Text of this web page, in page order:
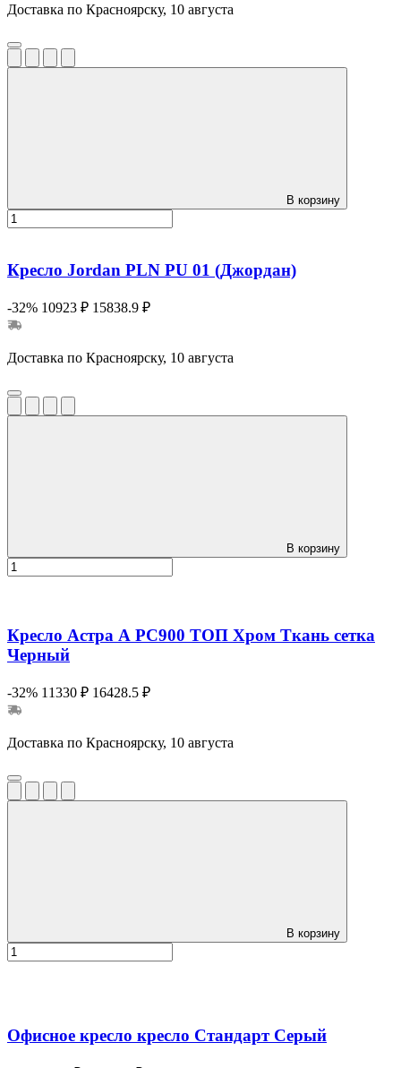
Доставка по Красноярску, 10 августа
В корзину
Кресло Jordan PLN PU 01 (Джордан)
-32% 10923 ₽ 15838.9 ₽
Доставка по Красноярску, 10 августа
В корзину
Кресло Астра А РС900 ТОП Хром Ткань сетка
Черный
-32% 11330 ₽ 16428.5 ₽
Доставка по Красноярску, 10 августа
В корзину
Офисное кресло кресло Стандарт Серый